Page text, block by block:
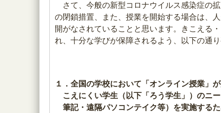
さて、今般の新型コロナウイルス感染症の
の閉鎖措置、また、授業を開始する場合は、
開がなされていることと思います。きこえる
れ、十分な学びが保障されるよう、以下の通
１．全国の学校において「オンライン授業」
こえにくい学生（以下「ろう学生」）のニ
筆記・遠隔パソコンテイク等）を実施する